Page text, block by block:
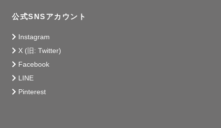
公式SNSアカウント
Instagram
X (旧: Twitter)
Facebook
LINE
Pinterest